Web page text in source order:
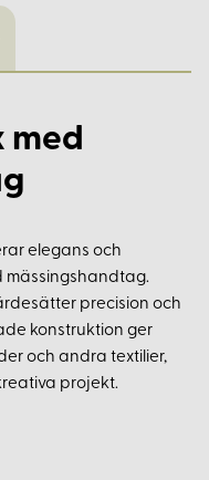
med
elegans och
mässingshandtag.
precision och
konstruktion ger
och andra textilier,
projekt.